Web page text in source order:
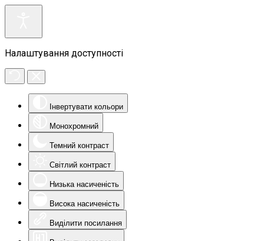
Налаштування доступності
Інвертувати кольори
Монохромний
Темний контраст
Світлий контраст
Низька насиченість
Висока насиченість
Виділити посилання